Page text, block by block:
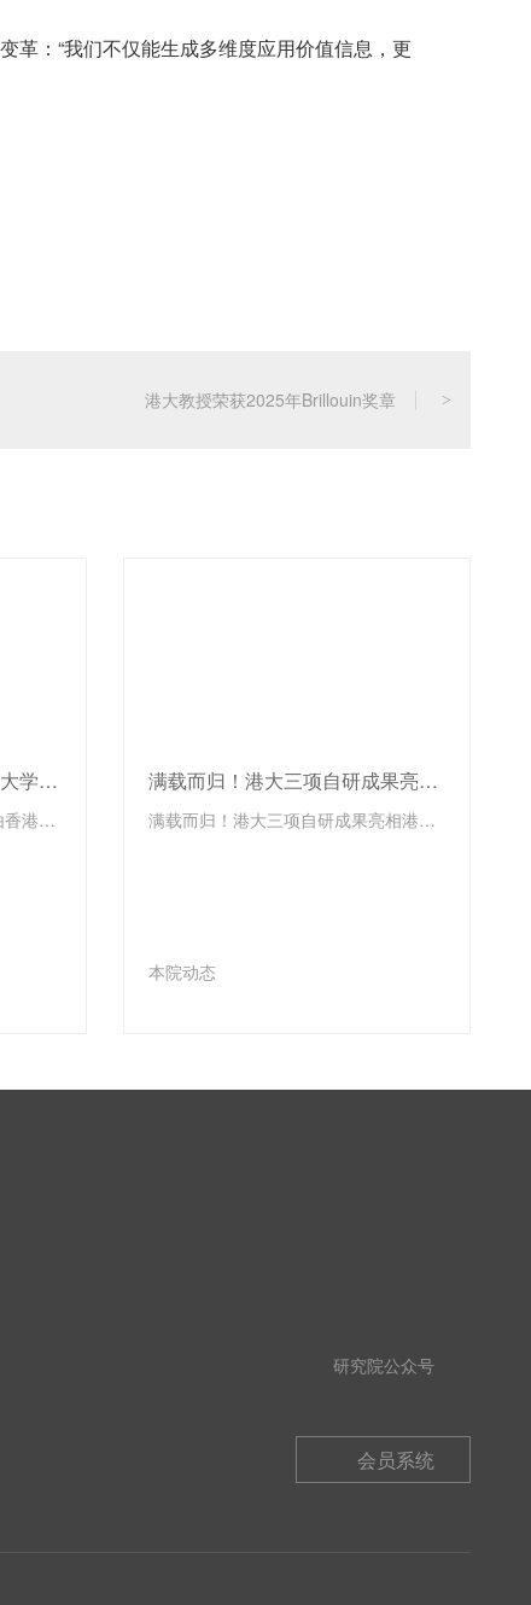
革：“我们不仅能生成多维度应用价值信息，更
港大教授荣获2025年Brillouin奖章 >
报名通道开启！2026年香港大学国际科创大赛期待你的加入
2026年香港大学国际科创大赛由香港大学中国商业学院（HKU Institute for China Business）与香港大学科创中心（HKU Techno-Entrepreneurship Core）联合主办，政产学研各界协办单位鼎力支持。大赛旨在推动科技创新与产业发展，加强国际间的科技交流与合作，不仅关注科技创新的展示，更注重激发科创成果的转化和应用。
满载而归！港大三项自研成果亮相港珠澳成果转化大赛，双赛道斩获两项一等奖、一项三等奖
满载而归！港大三项自研成果亮相港珠澳成果转化大赛，双赛道斩获两项一等奖、一项三等奖
本院动态
研究院公众号
会员系统